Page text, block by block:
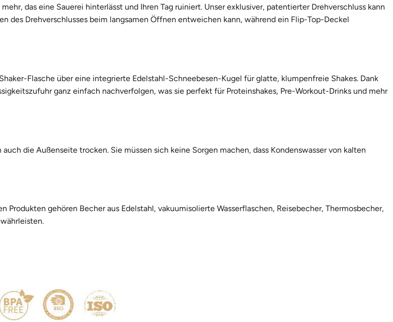
das eine Sauerei hinterlässt und Ihren Tag ruiniert. Unser exklusiver, patentierter Drehverschluss kann
des Drehverschlusses beim langsamen Öffnen entweichen kann, während ein Flip-Top-Deckel
Flasche über eine integrierte Edelstahl-Schneebesen-Kugel für glatte, klumpenfreie Shakes. Dank
ganz einfach nachverfolgen, was sie perfekt für Proteinshakes, Pre-Workout-Drinks und mehr
die Außenseite trocken. Sie müssen sich keine Sorgen machen, dass Kondenswasser von kalten
gehören Becher aus Edelstahl, vakuumisolierte Wasserflaschen, Reisebecher, Thermosbecher,